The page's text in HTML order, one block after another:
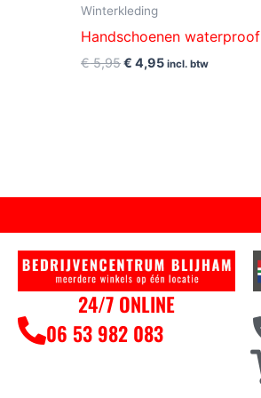
Winterkleding
Handschoenen waterproof
€5,95€ 4,95 incl. btw
24/7 ONLINE
06 53 982 083